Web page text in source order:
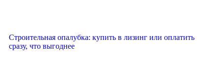
Строительная опалубка: купить в лизинг или оплатить
сразу, что выгоднее